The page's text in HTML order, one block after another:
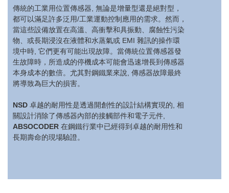
傳統的工業用位置傳感器, 無論是增量型還是絕對型，
都可以滿足許多泛用/工業運動控制應用的需求。然而，
當這些設備放置在高溫、高衝擊和具振動、腐蝕性污染
物、或長期浸沒在液體和水蒸氣或 EMI 雜訊的操作環
境中時, 它們更有可能出現故障。當傳統位置傳感器發
生故障時，所造成的停機成本可能會迅速增長到傳感器
本身成本的數倍。尤其對鋼鐵業來說, 傳感器故障最終
將導致為巨大的損害。
NSD 卓越的耐用性是透過開創性的設計結構實現的, 相
關設計消除了傳感器內部的接觸部件和電子元件,
ABSOCODER 在鋼鐵行業中已經得到卓越的耐用性和
長期壽命的現場驗證。